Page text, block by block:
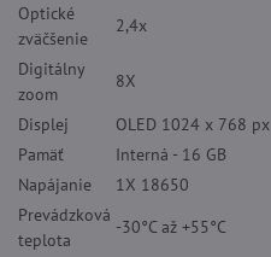
Optické
zväčšenie
2,4x
Digitálny
zoom
8X
Displej
OLED 1024 x 768 px
Pamäť
Interná - 16 GB
Napájanie
1X 18650
Prevádzková
teplota
-30°C až +55°C